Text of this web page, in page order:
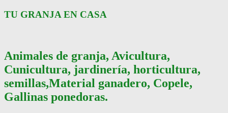
TU GRANJA EN CASA
Animales de granja, Avicultura,
Cunicultura, jardinería, horticultura,
semillas,Material ganadero, Copele,
Gallinas ponedoras.